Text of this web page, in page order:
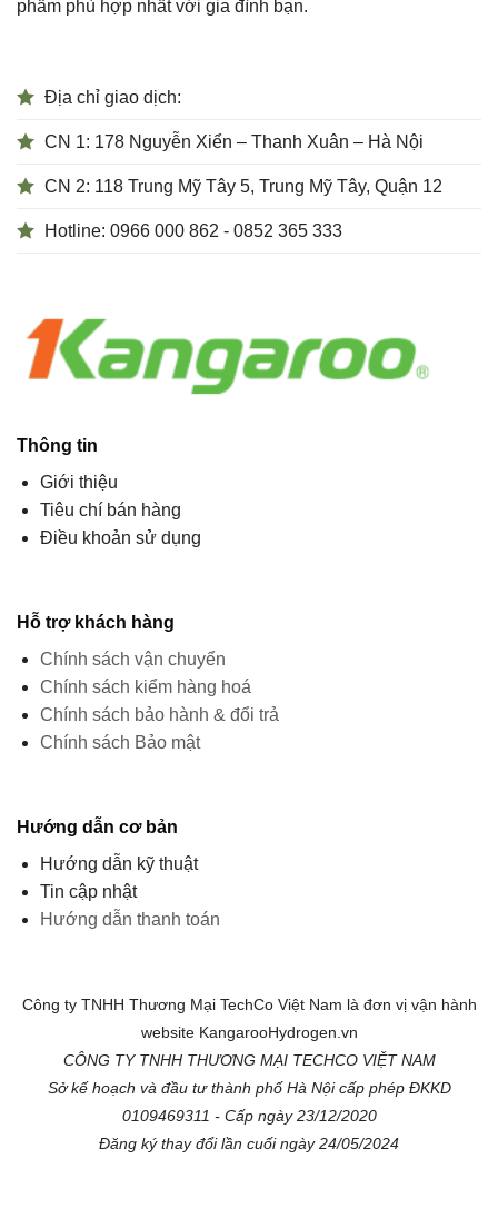
phẩm phù hợp nhất với gia đình bạn.
Địa chỉ giao dịch:
CN 1: 178 Nguyễn Xiển – Thanh Xuân – Hà Nội
CN 2: 118 Trung Mỹ Tây 5, Trung Mỹ Tây, Quận 12
Hotline: 0966 000 862 - 0852 365 333
Thông tin
Giới thiệu
Tiêu chí bán hàng
Điều khoản sử dụng
Hỗ trợ khách hàng
Chính sách vận chuyển
Chính sách kiểm hàng hoá
Chính sách bảo hành & đổi trả
Chính sách Bảo mật
Hướng dẫn cơ bản
Hướng dẫn kỹ thuật
Tin cập nhật
Hướng dẫn thanh toán
Công ty TNHH Thương Mại TechCo Việt Nam là đơn vị vận hành
website KangarooHydrogen.vn
CÔNG TY TNHH THƯƠNG MẠI TECHCO VIỆT NAM
Sở kế hoạch và đầu tư thành phố Hà Nội cấp phép ĐKKD
0109469311 - Cấp ngày 23/12/2020
Đăng ký thay đổi lần cuối ngày 24/05/2024